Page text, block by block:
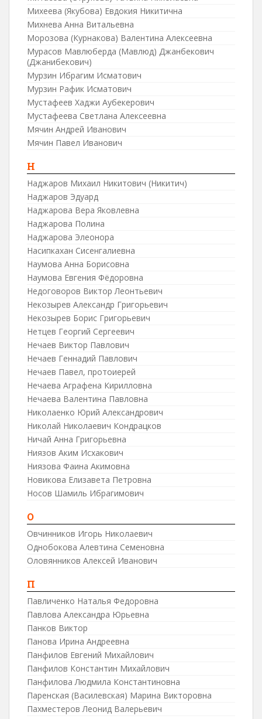
Михеева (Якубова) Евдокия Никитична
Михнева Анна Витальевна
Морозова (Курнакова) Валентина Алексеевна
Мурасов Мавлюберда (Мавлюд) Джанбекович
(Джанибекович)
Мурзин Ибрагим Исматович
Мурзин Рафик Исматович
Мустафеев Хаджи Аубекерович
Мустафеева Светлана Алексеевна
Мячин Андрей Иванович
Мячин Павел Иванович
Н
Наджаров Михаил Никитович (Никитич)
Наджаров Эдуард
Наджарова Вера Яковлевна
Наджарова Полина
Наджарова Элеонора
Насипкахан Сисенгалиевна
Наумова Анна Борисовна
Наумова Евгения Фёдоровна
Недоговоров Виктор Леонтьевич
Некозырев Александр Григорьевич
Некозырев Борис Григорьевич
Нетцев Георгий Сергеевич
Нечаев Виктор Павлович
Нечаев Геннадий Павлович
Нечаев Павел, протоиерей
Нечаева Аграфена Кирилловна
Нечаева Валентина Павловна
Николаенко Юрий Александрович
Николай Николаевич Кондрацков
Ничай Анна Григорьевна
Ниязов Аким Исхакович
Ниязова Фаина Акимовна
Новикова Елизавета Петровна
Носов Шамиль Ибрагимович
О
Овчинников Игорь Николаевич
Однобокова Алевтина Семеновна
Оловянников Алексей Иванович
П
Павличенко Наталья Федоровна
Павлова Александра Юрьевна
Панков Виктор
Панова Ирина Андреевна
Панфилов Евгений Михайлович
Панфилов Константин Михайлович
Панфилова Людмила Константиновна
Паренская (Василевская) Марина Викторовна
Пахместеров Леонид Валерьевич